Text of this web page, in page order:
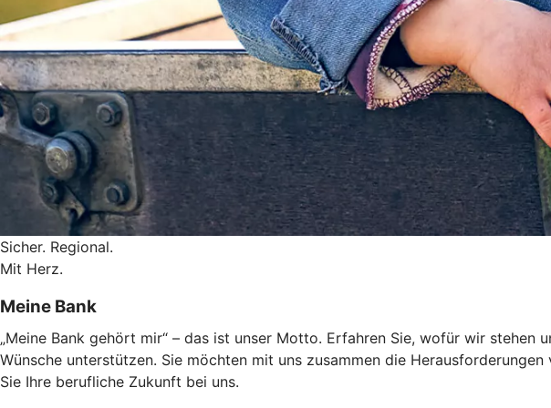
Sicher. Regional.
Mit Herz.
Meine Bank
„Meine Bank gehört mir“ – das ist unser Motto. Erfahren Sie, wofür wir
Wünsche unterstützen. Sie möchten mit uns zusammen die
Sie Ihre berufliche Zukunft bei uns.